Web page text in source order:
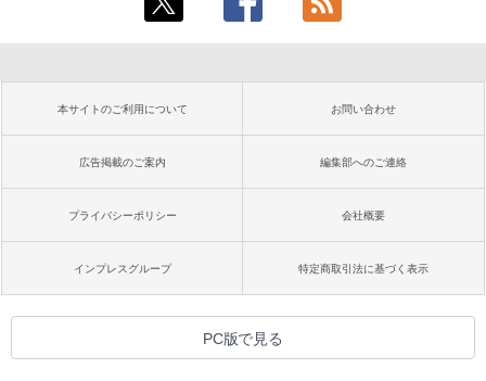
本サイトのご利用について お問い合わせ
広告掲載のご案内 編集部へのご連絡
プライバシーポリシー 会社概要
インプレスグループ 特定商取引法に基づく表示
PC版で見る